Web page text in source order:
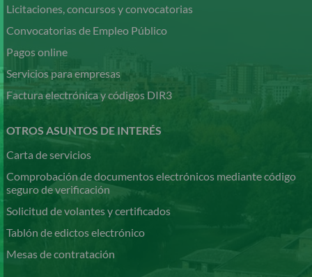
Licitaciones, concursos y convocatorias
Convocatorias de Empleo Público
Pagos online
Servicios para empresas
Factura electrónica y códigos DIR3
OTROS ASUNTOS DE INTERÉS
Carta de servicios
Comprobación de documentos electrónicos mediante código
seguro de verificación
Solicitud de volantes y certificados
Tablón de edictos electrónico
Mesas de contratación